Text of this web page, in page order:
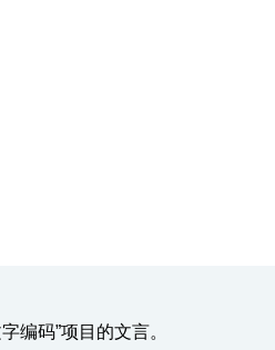
编码”项目的文言。